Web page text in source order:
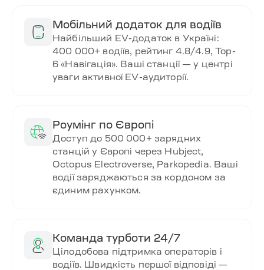
Мобільний додаток для водіїв
Найбільший EV-додаток в Україні:
400 000+ водіїв, рейтинг 4.8/4.9, Top-
6 «Навігація». Ваші станції — у центрі
уваги активної EV-аудиторії.
Роумінг по Європі
Доступ до 500 000+ зарядних
станцій у Європі через Hubject,
Octopus Electroverse, Parkopedia. Ваші
водії заряджаються за кордоном за
єдиним рахунком.
Команда турботи 24/7
Цілодобова підтримка операторів і
водіїв. Швидкість першої відповіді —